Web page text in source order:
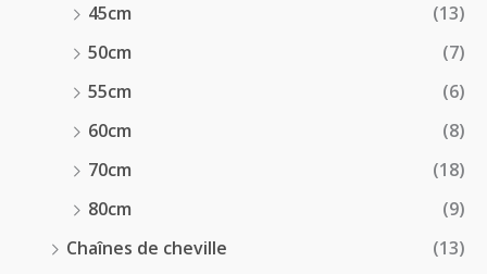
45cm
(13)
50cm
(7)
55cm
(6)
60cm
(8)
70cm
(18)
80cm
(9)
Chaînes de cheville
(13)